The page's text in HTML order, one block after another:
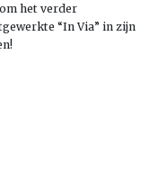
het verder
“In Via” in zijn